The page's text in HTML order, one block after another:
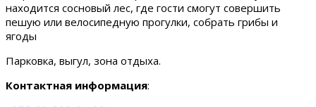
находится сосновый лес, где гости смогут совершить
пешую или велосипедную прогулки, собрать грибы и
ягоды
Парковка, выгул, зона отдыха.
Контактная информация: